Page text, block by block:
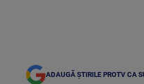
ADAUGĂ ȘTIRILE PROTV CA